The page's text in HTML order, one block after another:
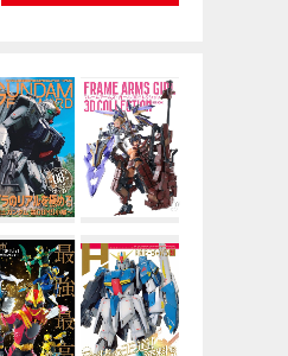
リノリウム甲板色
タミヤ タミヤカラー アクリル塗料ミニ